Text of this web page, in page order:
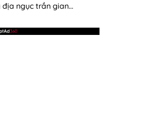
ngục trần gian…